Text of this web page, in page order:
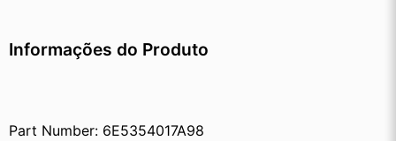
Informações do Produto
Part Number: 6E5354017A98